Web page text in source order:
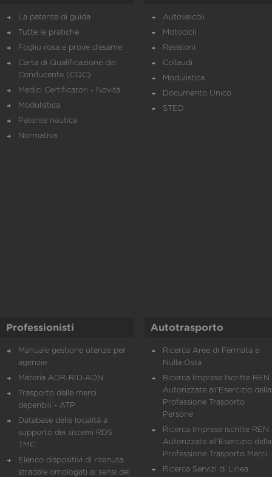
La patente di guida
Tutte le pratiche
Foglio rosa e prove d’esame
Carta di Qualificazione del
Conducente (CQC)
Medici Certificatori - Novità
Modulistica
Patente nautica
Normativa
Autoveicoli
Motocicli
Revisioni
Collaudi
Modulistica
Documento Unico
STED
Professionisti
Manuale gestione utenze per
agenzie
Materia ADR-RID-ADN
Trasporto delle merci
deperibili - ATP
Database delle località a
supporto dei sistemi RDS
TMC
Elenco dispositivi di ritenuta
stradale omologati ai sensi del
Autotrasporto
Ricerca Aree di Fermata e
Nulla Osta
Ricerca Imprese Iscritte REN
Autorizzate all'Esercizio della
Professione Trasporto
Persone
Ricerca Imprese iscritte REN
Autorizzate all'Esercizio della
Professione Trasporto Merci
Ricerca Servizi di Linea